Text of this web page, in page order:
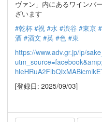
ヴァン」内にあるワインバ
ざいます
#乾杯 #祝 #水 #渋谷 #東京
酒 #酒文 #英 #色 #東
https://www.adv.gr.jp/lp/
[登録日: 2025/09/03]